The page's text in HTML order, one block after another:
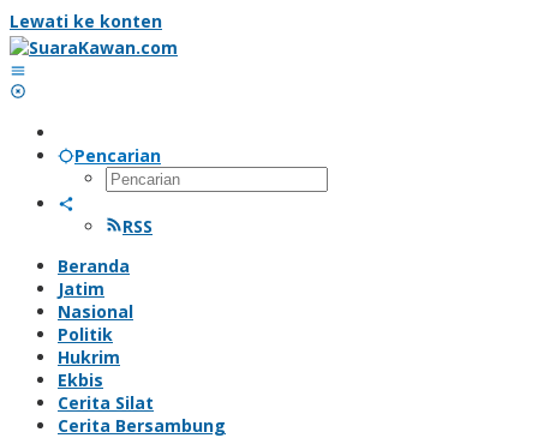
Lewati ke konten
Pencarian
RSS
Beranda
Jatim
Nasional
Politik
Hukrim
Ekbis
Cerita Silat
Cerita Bersambung